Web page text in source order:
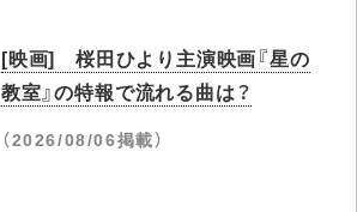
[映画] 桜田ひより主演映画『星の
教室』の特報で流れる曲は？
（2026/08/06掲載）